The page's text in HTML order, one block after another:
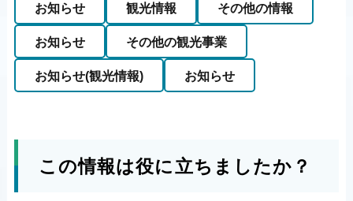
お知らせ 観光情報 その他の情報
お知らせ その他の観光事業
お知らせ(観光情報) お知らせ
この情報は役に立ちましたか？